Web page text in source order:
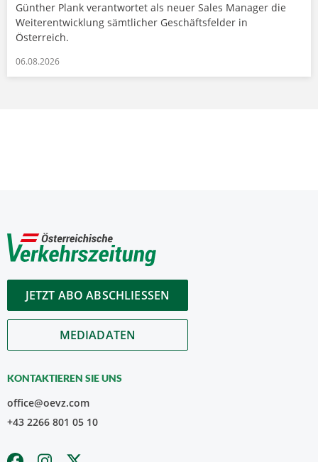
Günther Plank verantwortet als neuer Sales Manager die
Weiterentwicklung sämtlicher Geschäftsfelder in
Österreich.
06.08.2026
JETZT ABO ABSCHLIESSEN
MEDIADATEN
KONTAKTIEREN SIE UNS
office@oevz.com
+43 2266 801 05 10